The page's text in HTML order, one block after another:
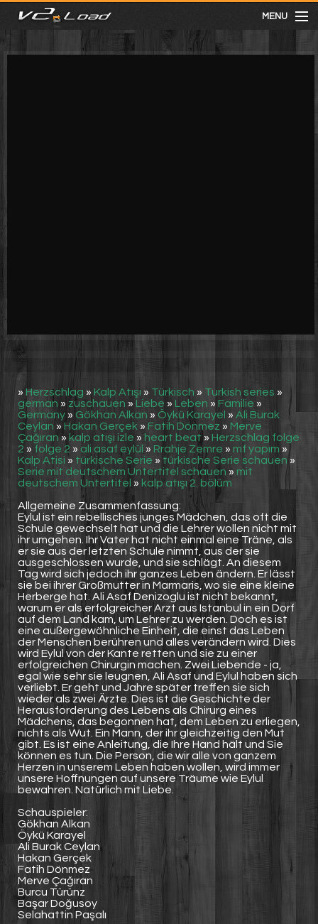
MENU
meist gesehen
» Herzschlag » Kalp Atışı » Türkisch » Turkish series »
german » zuschauen » Liebe » Leben » Familie »
Germany » Gökhan Alkan » Öykü Karayel » Ali Burak
Ceylan » Hakan Gerçek » Fatih Dönmez » Merve
Çağıran » kalp atışı izle » heart beat » Herzschlag folge
2 » folge 2 » ali asaf eylül » Rrahje Zemre » mf yapım »
Kalp Atisi » türkische Serie » türkische Serie schauen »
Serie mit deutschem Untertitel schauen » mit
deutschem Untertitel » kalp atışı 2. bölüm
Allgemeine Zusammenfassung:
Eylul ist ein rebellisches junges Mädchen, das oft die
Schule gewechselt hat und die Lehrer wollen nicht mit
ihr umgehen. Ihr Vater hat nicht einmal eine Träne, als
er sie aus der letzten Schule nimmt, aus der sie
ausgeschlossen wurde, und sie schlägt. An diesem
Tag wird sich jedoch ihr ganzes Leben ändern. Er lässt
sie bei ihrer Großmutter in Marmaris, wo sie eine kleine
Herberge hat. Ali Asaf Denizoglu ist nicht bekannt,
warum er als erfolgreicher Arzt aus Istanbul in ein Dorf
auf dem Land kam, um Lehrer zu werden. Doch es ist
eine außergewöhnliche Einheit, die einst das Leben
der Menschen berühren und alles verändern wird. Dies
wird Eylul von der Kante retten und sie zu einer
erfolgreichen Chirurgin machen. Zwei Liebende - ja,
egal wie sehr sie leugnen, Ali Asaf und Eylul haben sich
verliebt. Er geht und Jahre später treffen sie sich
wieder als zwei Ärzte. Dies ist die Geschichte der
Herausforderung des Lebens als Chirurg eines
Mädchens, das begonnen hat, dem Leben zu erliegen,
nichts als Wut. Ein Mann, der ihr gleichzeitig den Mut
gibt. Es ist eine Anleitung, die Ihre Hand hält und Sie
können es tun. Die Person, die wir alle von ganzem
Herzen in unserem Leben haben wollen, wird immer
unsere Hoffnungen auf unsere Träume wie Eylul
bewahren. Natürlich mit Liebe.
Schauspieler:
Gökhan Alkan
Öykü Karayel
Ali Burak Ceylan
Hakan Gerçek
Fatih Dönmez
Merve Çağıran
Burcu Türünz
Başar Doğusoy
Selahattin Paşalı